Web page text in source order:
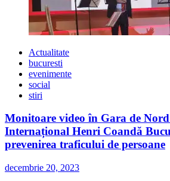
Actualitate
bucuresti
evenimente
social
stiri
Monitoare video în Gara de
Internațional Henri Coandă
prevenirea traficului de persoane
decembrie 20, 2023